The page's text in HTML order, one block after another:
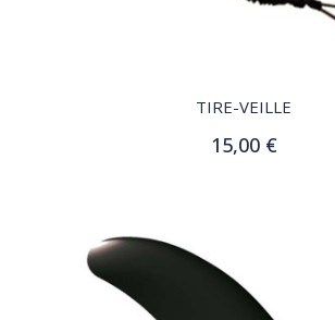
TIRE-VEILLE
15,00 €
Ajouter au panier